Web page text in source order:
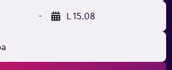
- L 15.08